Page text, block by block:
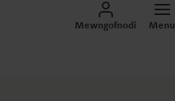
Mewngofnodi Menu